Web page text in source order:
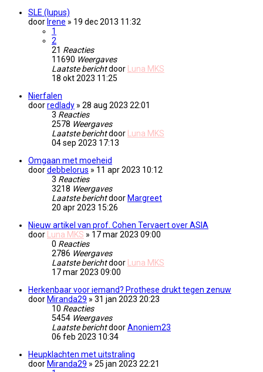
SLE (lupus)
door Irene » 19 dec 2013 11:32
1
2
21 Reacties
11690 Weergaves
Laatste berichtdoor
Luna MKS
18 okt 2023 11:25
Nierfalen
doorredlady » 28 aug 2023 22:01
3 Reacties
2578 Weergaves
Laatste berichtdoor
Luna MKS
04 sep 2023 17:13
Omgaan met moeheid
doordebbelorus » 11 apr 2023 10:12
3 Reacties
3218 Weergaves
Laatste berichtdoor Margreet
20 apr 2023 15:26
Nieuw artikel van prof. Cohen Tervaert over ASIA
door
Luna MKS » 17 mar 2023 09:00
0 Reacties
2786 Weergaves
Laatste berichtdoor
Luna MKS
17 mar 2023 09:00
Herkenbaar voor iemand? Prothese drukt tegen zenuw
door Miranda29 » 31 jan 2023 20:23
10 Reacties
5454 Weergaves
Laatste berichtdoorAnoniem23
06 feb 2023 10:34
Heupklachten met uitstraling
door Miranda29 » 25 jan 2023 22:21